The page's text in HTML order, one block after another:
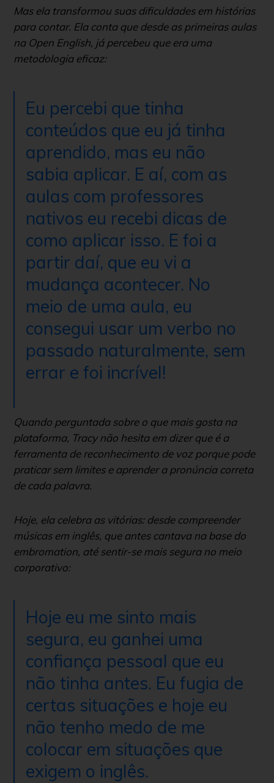
Mas ela transformou suas dificuldades em histórias
para contar. Ela conta que desde as primeiras aulas
na Open English, já percebeu que era uma
metodologia eficaz:
Eu percebi que tinha
conteúdos que eu já tinha
aprendido, mas eu não
sabia aplicar. E aí, com as
aulas com professores
nativos eu recebi dicas de
como aplicar isso. E foi a
partir daí, que eu vi a
mudança acontecer. No
meio de uma aula, eu
consegui usar um verbo no
passado naturalmente, sem
errar e foi incrível!
Quando perguntada sobre o que mais gosta na
plataforma, Tracy não hesita em dizer que é a
ferramenta de reconhecimento de voz porque pode
praticar sem limites e aprender a pronúncia correta
de cada palavra.
Hoje, ela celebra as vitórias: desde compreender
músicas em inglês, que antes cantava na base do
embromation, até sentir-se mais segura no meio
corporativo:
Hoje eu me sinto mais
segura, eu ganhei uma
confiança pessoal que eu
não tinha antes. Eu fugia de
certas situações e hoje eu
não tenho medo de me
colocar em situações que
exigem o inglês.